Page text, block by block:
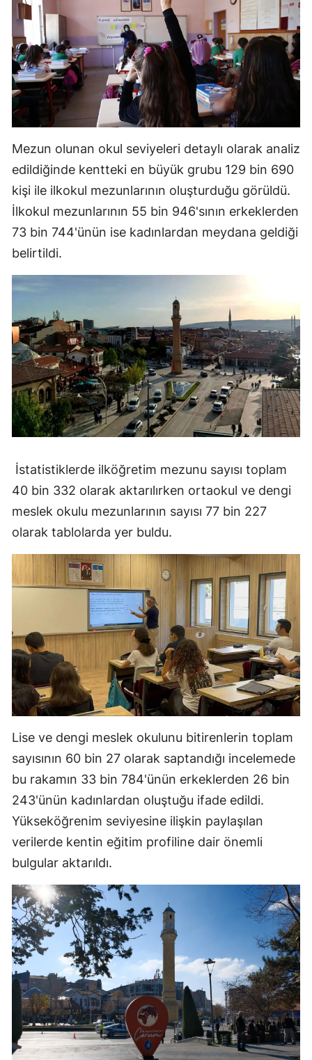
Samsun
Siirt
Sinop
Sivas
Tokat
Trabzon
Van
Yozgat
Zonguldak
Aksaray
Bayburt
Kırıkkale
Batman
Bartın
Ardahan
Iğdır
Yalova
Karabük
Kilis
Osmaniye
Düzce
Mezun olunan okul seviyeleri detaylı olarak analiz
edildiğinde kentteki en büyük grubu 129 bin 690
kişi ile ilkokul mezunlarının oluşturduğu görüldü.
İlkokul mezunlarının 55 bin 946'sının erkeklerden
73 bin 744'ünün ise kadınlardan meydana geldiği
belirtildi.
İstatistiklerde ilköğretim mezunu sayısı toplam
40 bin 332 olarak aktarılırken ortaokul ve dengi
meslek okulu mezunlarının sayısı 77 bin 227
olarak tablolarda yer buldu.
Lise ve dengi meslek okulunu bitirenlerin toplam
sayısının 60 bin 27 olarak saptandığı incelemede
bu rakamın 33 bin 784'ünün erkeklerden 26 bin
243'ünün kadınlardan oluştuğu ifade edildi.
Yükseköğrenim seviyesine ilişkin paylaşılan
verilerde kentin eğitim profiline dair önemli
bulgular aktarıldı.